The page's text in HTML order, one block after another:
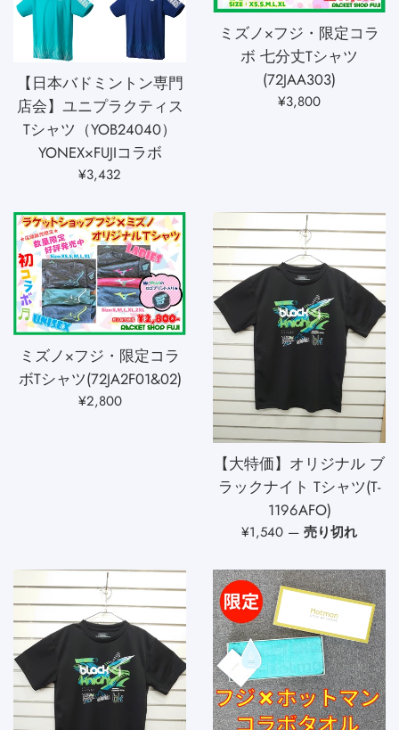
【日本バドミントン専門
店会】ユニプラクティス
Tシャツ（YOB24040）
YONEX×FUJIコラボ
通
価
格
¥3,432
ミズノ×フジ・限定コラ
ボ 七分丈Tシャツ
(72JAA303)
通
¥3,800
ミズノ×フジ・限定コラ
ボTシャツ(72JA2F01&02)
通
¥2,800
【大特価】オリジナル ブ
ラックナイト Tシャツ(T-
1196AFO)
通
価
格
¥1,540 — 売り切れ